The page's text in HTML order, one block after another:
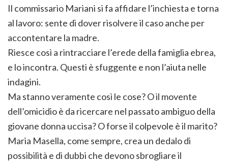
Il commissario Mariani si fa affidare l’inchiesta e torna
al lavoro: sente di dover risolvere il caso anche per
accontentare la madre.
Riesce così a rintracciare l’erede della famiglia ebrea,
e lo incontra. Questi è sfuggente e non l’aiuta nelle
indagini.
Ma stanno veramente così le cose? O il movente
dell’omicidio è da ricercare nel passato ambiguo della
giovane donna uccisa? O forse il colpevole è il marito?
Maria Masella, come sempre, crea un dedalo di
possibilità e di dubbi che devono sbrogliare il